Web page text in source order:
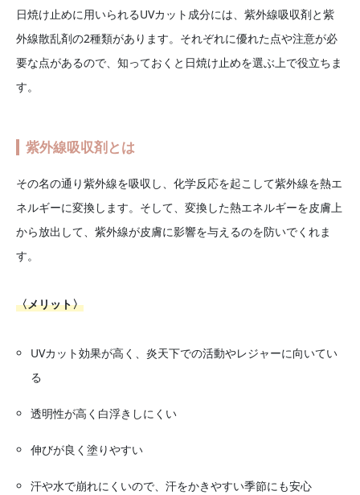
日焼け止めに用いられるUVカット成分には、紫外線吸収剤と紫
外線散乱剤の2種類があります。それぞれに優れた点や注意が必
要な点があるので、知っておくと日焼け止めを選ぶ上で役立ちま
す。
紫外線吸収剤とは
その名の通り紫外線を吸収し、化学反応を起こして紫外線を熱エ
ネルギーに変換します。そして、変換した熱エネルギーを皮膚上
から放出して、紫外線が皮膚に影響を与えるのを防いでくれま
す。
〈メリット〉
UVカット効果が高く、炎天下での活動やレジャーに向いてい
る
透明性が高く白浮きしにくい
伸びが良く塗りやすい
汗や水で崩れにくいので、汗をかきやすい季節にも安心